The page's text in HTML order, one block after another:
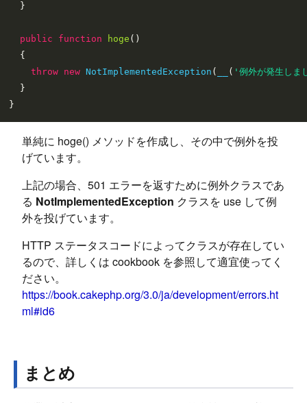
  }
public function hoge ( )
{
throw new NotImplementedException ( ( '例外が発生しま
  }
単純に hoge() メソッドを作成し、その中で例外を投
げています。
上記の場合、501 エラーを返すために例外クラスであ
る NotImplementedException クラスを use して例
外を投げています。
HTTP ステータスコードによってクラスが存在してい
るので、詳しくは cookbook を参照して適宜使ってく
ださい。
https://book.cakephp.org/3.0/ja/development/errors.ht
ml#id6
まとめ